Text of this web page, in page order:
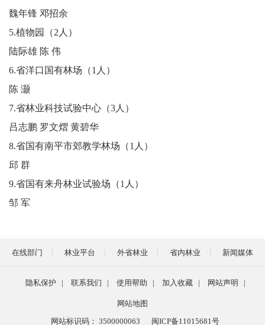
魏年锋 邓招余
5.植物园（2人）
陆际雄 陈 伟
6.省洋口国有林场（1人）
陈 灏
7.省林业科技试验中心（3人）
吕志鹏 罗文熠 黄碧华
8.省国有南平市郊教学林场（1人）
邱 群
9.省国有来舟林业试验场（1人）
邹 军
在线部门 林业平台 外省林业 省内林业 新闻媒体
隐私保护 | 联系我们 | 使用帮助 | 加入收藏 | 网站声明 |
网站地图
网站标识码： 3500000063
闽ICP备11015681号